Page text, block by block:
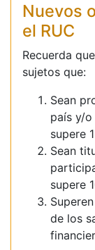
Nuevos
el RUC
Recuerda
sujetos que:
Sean
país y/
supere
Sean
supere
de los